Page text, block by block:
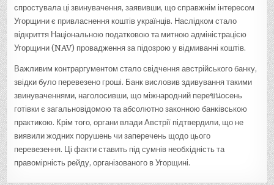
спростувала ці звинувачення, заявивши, що справжнім інтересом
Угорщини є привласнення коштів українців. Наслідком стало
відкриття Національною податковою та митною адміністрацією
Угорщини (NAV) провадження за підозрою у відмиванні коштів.
Важливим контраргументом стало свідчення австрійського банку,
звідки було перевезено гроші. Банк висловив здивування такими
звинуваченнями, наголосивши, що міжнародний переขนосень
готівки є загальновідомою та абсолютно законною банківською
практикою. Крім того, органи влади Австрії підтвердили, що не
виявили жодних порушень чи заперечень щодо цього
перевезення. Ці факти ставить під сумнів необхідність та
правомірність рейду, організованого в Угорщині.